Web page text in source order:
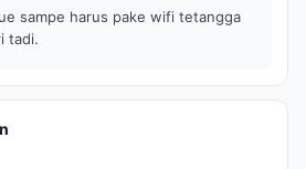
sampe harus pake wifi tetangga
tadi.